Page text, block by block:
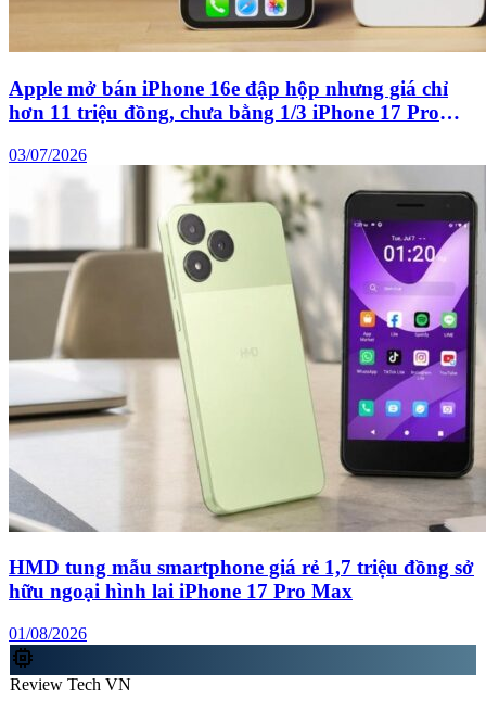
Apple mở bán iPhone 16e đập hộp nhưng giá chỉ
hơn 11 triệu đồng, chưa bằng 1/3 iPhone 17 Pro
03/07/2026
HMD tung mẫu smartphone giá rẻ 1,7 triệu đồng sở
hữu ngoại hình lai iPhone 17 Pro Max
01/08/2026
memory
Review Tech VN